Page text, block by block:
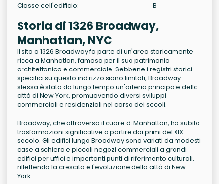
Classe dell'edificio:
B
Storia di 1326 Broadway,
Manhattan, NYC
Il sito a 1326 Broadway fa parte di un'area storicamente
ricca a Manhattan, famosa per il suo patrimonio
architettonico e commerciale. Sebbene i registri storici
specifici su questo indirizzo siano limitati, Broadway
stessa è stata da lungo tempo un'arteria principale della
città di New York, promuovendo diversi sviluppi
commerciali e residenziali nel corso dei secoli.
Broadway, che attraversa il cuore di Manhattan, ha subito
trasformazioni significative a partire dai primi del XIX
secolo. Gli edifici lungo Broadway sono variati da modesti
case a schiera e piccoli negozi commerciali a grandi
edifici per uffici e importanti punti di riferimento culturali,
riflettendo la crescita e l'evoluzione della città di New
York.